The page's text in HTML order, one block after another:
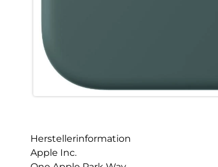
Herstellerinformation
Apple Inc.